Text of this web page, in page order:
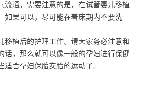
流通，需要注意的是，在试管婴儿移植
如果可以，尽可能在着床期内不要洗
移植后的护理工作。请大家务必注意和
话，那么就可以像一般的孕妇进行保健
适合孕妇保胎安胎的运动了。